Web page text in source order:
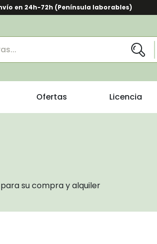
en 24h-72h (Península laborables)
Ofertas Licencia
su compra y alquiler